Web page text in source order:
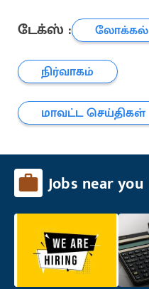
டேக்ஸ் :
லோக்கல்
நிர்வாகம்
மாவட்ட செய்திகள்
Jobs near you